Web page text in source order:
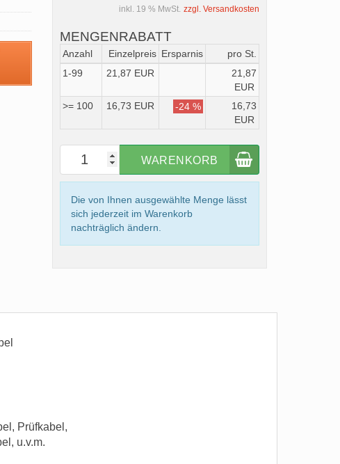
inkl. 19 % MwSt. zzgl. Versandkosten
MENGENRABATT
Anzahl Einzelpreis Ersparnis
pro St.
1-99
21,87 EUR
21,87
EUR
>= 100
16,73 EUR -24 %
16,73
EUR
WARENKORB
Die von Ihnen ausgewählte Menge lässt
sich jederzeit im Warenkorb
nachträglich ändern.
Prüfkabel,
u.v.m.